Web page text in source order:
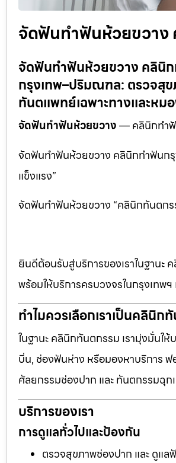
จัดฟันทำฟันห้วยขวาง
จัดฟันทำฟันห้วยขวาง คลินิ
กรุงเทพ–ปริมณฑล: ตรวจสุ
ทันตแพทย์เฉพาะทางและห
จัดฟันทำฟันห้วยขวาง— คลินิกทำ
จัดฟันทำฟันห้วยขวาง คลินิกทำฟันก
แข็งแรง”
จัดฟันทำฟันห้วยขวาง “คลินิกทันตก
ยินดีต้อนรับสู่บริการของเราในฐาน
พร้อมให้บริการครบวงจรในกรุงเทพ
ทำไมควรเลือกเราเป็นคลินิ
ในฐานะ คลินิกทันตกรรม เรามุ่งมั่นใ
บิ่น, ช่องฟันห่าง หรือมองหาบริการ
ศัลยกรรมช่องปาก และ ทันตกรรมฉุ
บริการของเรา
การดูแลทั่วไปและป้องกัน
ตรวจสุขภาพช่องปาก และ ดูแล